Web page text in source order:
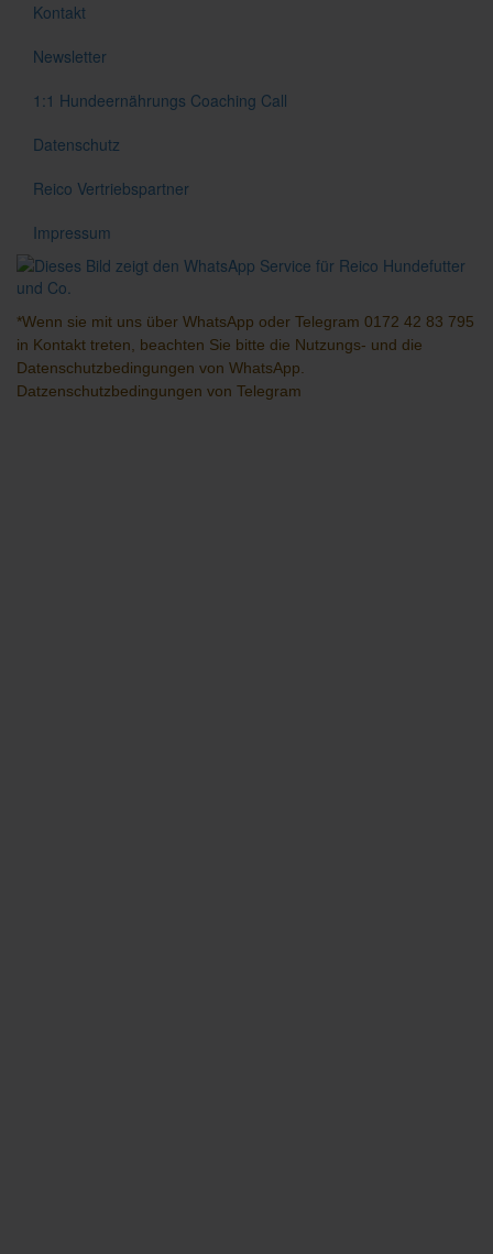
Kontakt
Newsletter
1:1 Hundeernährungs Coaching Call
Datenschutz
Reico Vertriebspartner
Impressum
*Wenn sie mit uns über WhatsApp oder Telegram 0172 42 83 795
in Kontakt treten, beachten Sie bitte die Nutzungs- und die
Datenschutzbedingungen von WhatsApp.
Datzenschutzbedingungen von Telegram